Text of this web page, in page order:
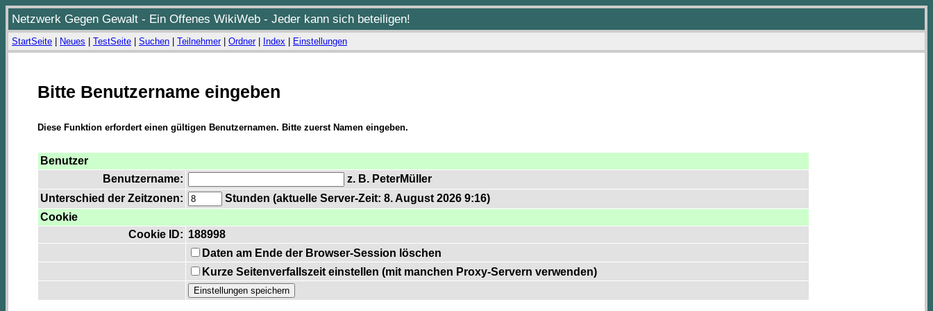
Netzwerk Gegen Gewalt - Ein Offenes WikiWeb - Jeder kann sich beteiligen!
StartSeite Neues TestSeite Suchen Teilnehmer| Ordner| Index Einstellungen
Bitte Benutzername eingeben
Diese Funktion erfordert einen gültigen Benutzernamen. Bitte zuerst Namen eingeben.
Benutzer
Benutzername:
z. B. PeterMüller
Unterschied der Zeitzonen:
Stunden (aktuelle Server-Zeit: 8. August 2026 9:16)
Cookie
Cookie ID: 188998
Daten am Ende der Browser-Session löschen
Kurze Seitenverfallszeit einstellen (mit manchen Proxy-Servern verwenden)